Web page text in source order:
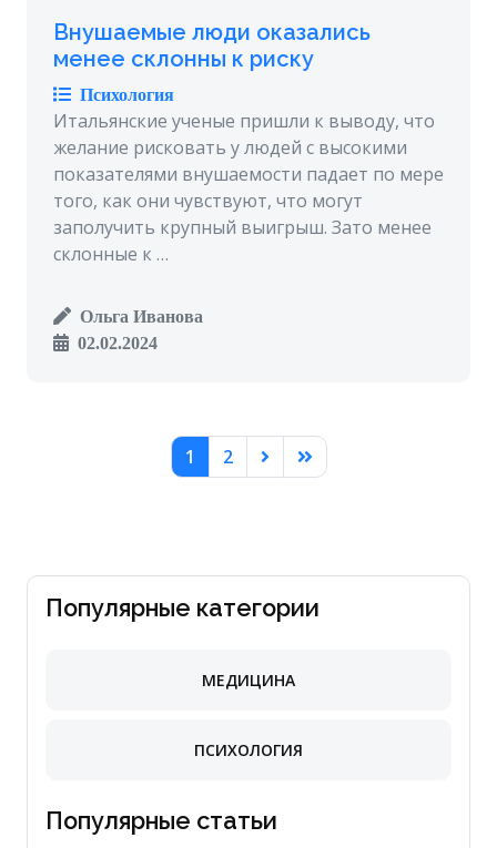
Внушаемые люди оказались
менее склонны к риску
Психология
Итальянские ученые пришли к выводу, что
желание рисковать у людей с высокими
показателями внушаемости падает по мере
того, как они чувствуют, что могут
заполучить крупный выигрыш. Зато менее
склонные к …
Ольга Иванова
02.02.2024
1 2
Популярные категории
МЕДИЦИНА
ПСИХОЛОГИЯ
Популярные статьи